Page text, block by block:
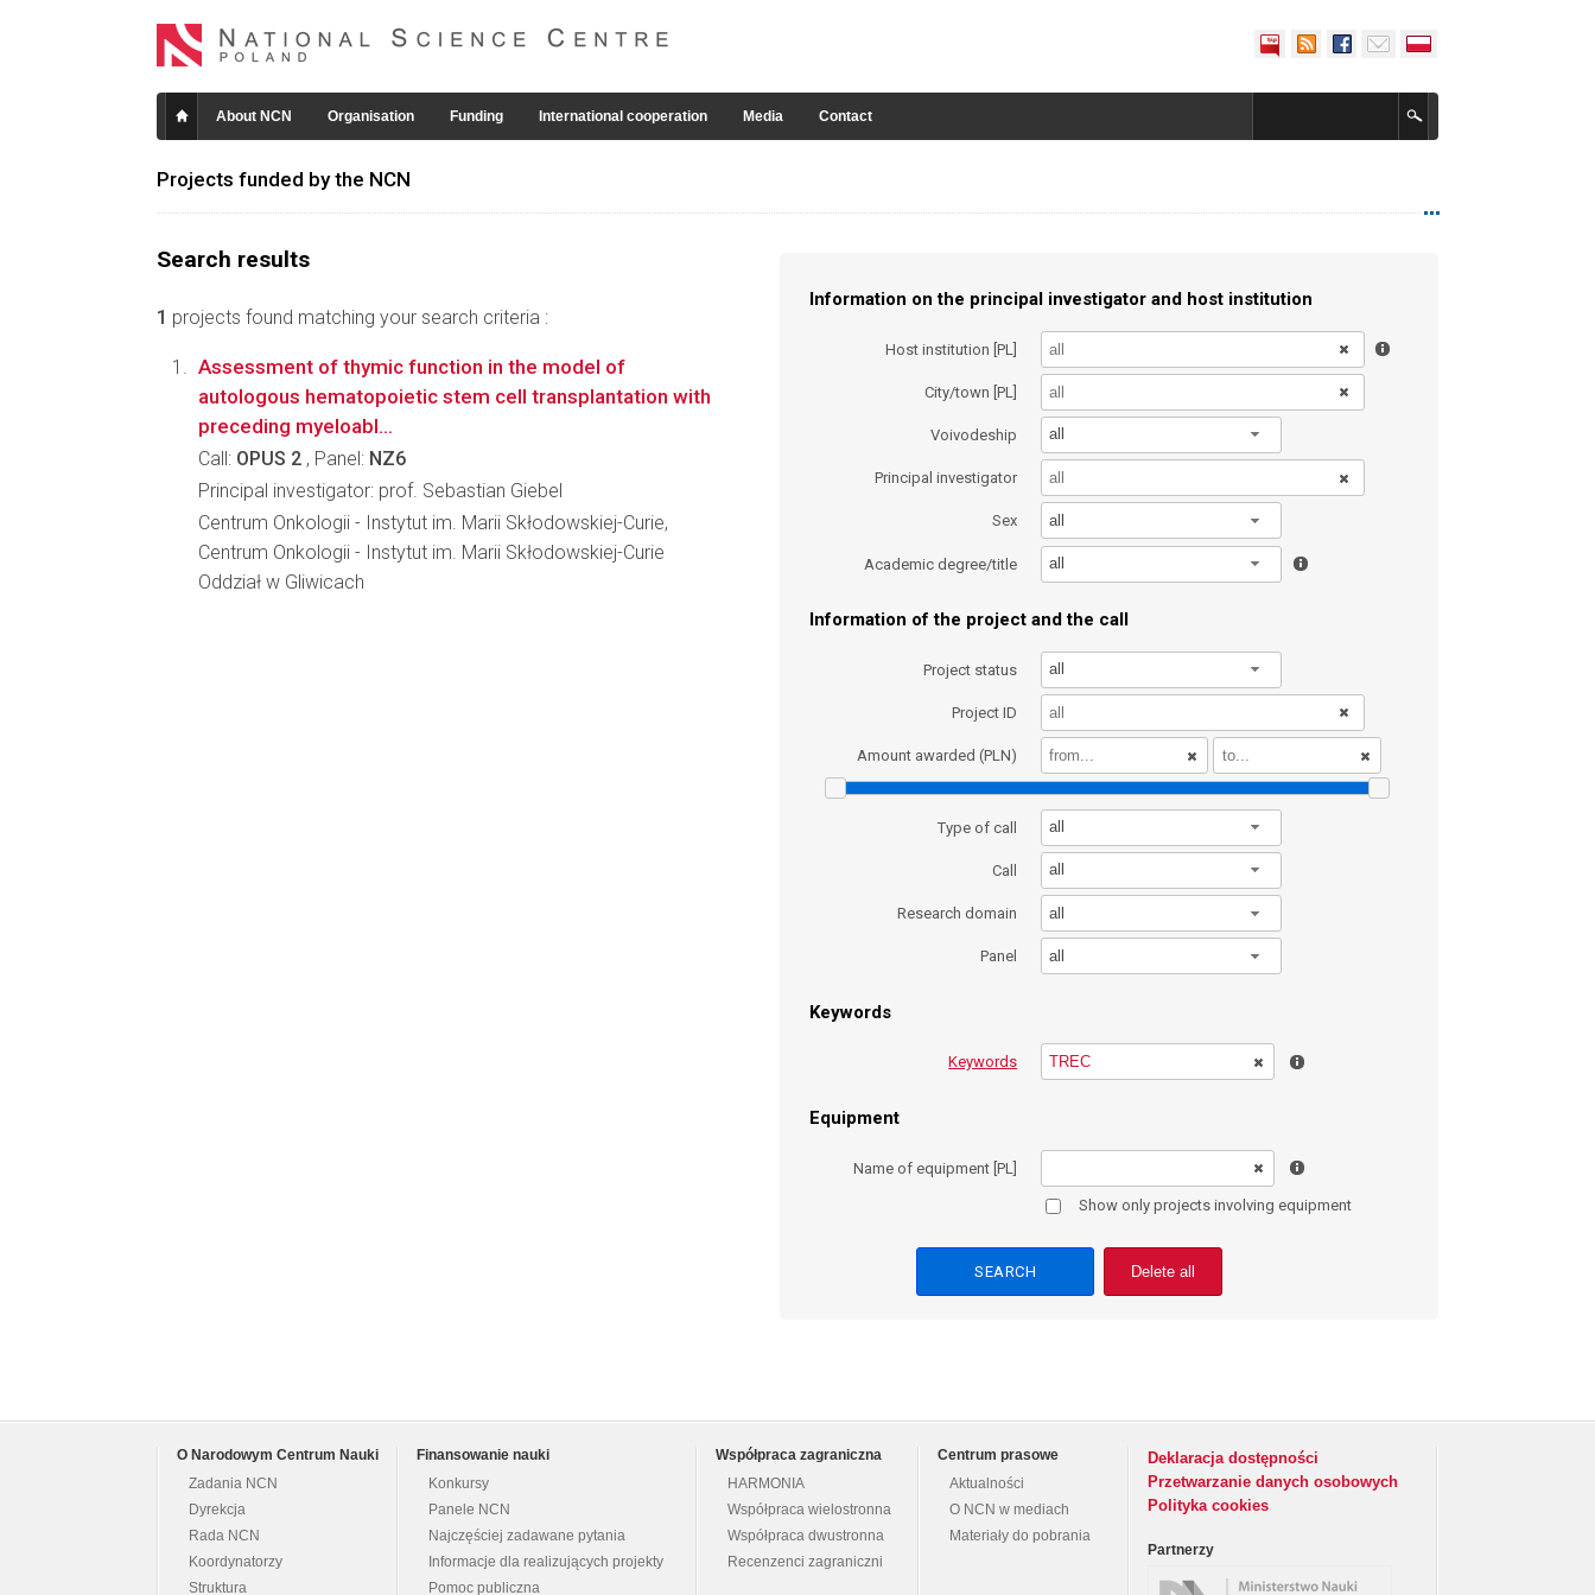
About NCN Organisation Funding International cooperation Media Contact
Projects funded by the NCN
Search results
1 projects found matching your search criteria :
Information on the principal investigator and host institution
Host institution [PL]
City/town [PL]
Voivodeship all
Principal investigator
Sex all
Academic degree/title all
Information of the project and the call
Project status all
Project ID
Amount awarded (PLN)
Type of call all
Call all
Research domain all
Panel all
Keywords
Keywords
Equipment
Name of equipment [PL]
Show only projects involving equipment
Delete all
Assessment of thymic function in the model of
autologous hematopoietic stem cell transplantation with
preceding myeloabl...
Call: OPUS 2 , Panel: NZ6
Principal investigator: prof. Sebastian Giebel
Centrum Onkologii - Instytut im. Marii Skłodowskiej-Curie,
Centrum Onkologii - Instytut im. Marii Skłodowskiej-Curie
Oddział w Gliwicach
O Narodowym Centrum Nauki
Zadania NCN
Dyrekcja
Rada NCN
Koordynatorzy
Struktura
Finansowanie nauki
Konkursy
Panele NCN
Najczęściej zadawane pytania
Informacje dla realizujących projekty
Pomoc publiczna
Współpraca zagraniczna
HARMONIA
Współpraca wielostronna
Współpraca dwustronna
Recenzenci zagraniczni
Centrum prasowe
Aktualności
O NCN w mediach
Materiały do pobrania
Deklaracja dostępności
Przetwarzanie danych osobowych
Polityka cookies
Partnerzy